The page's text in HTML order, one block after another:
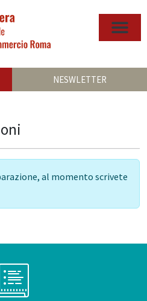
NESWLETTER
al momento scrivete